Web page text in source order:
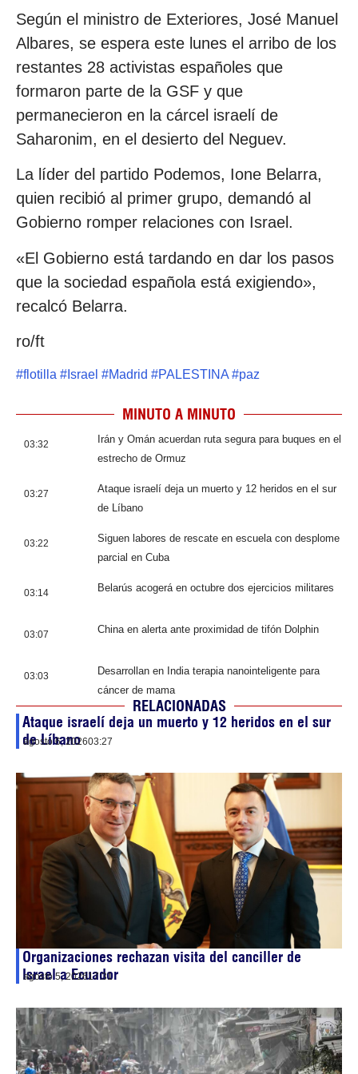
Según el ministro de Exteriores, José Manuel
Albares, se espera este lunes el arribo de los
restantes 28 activistas españoles que
formaron parte de la GSF y que
permanecieron en la cárcel israelí de
Saharonim, en el desierto del Neguev.
La líder del partido Podemos, Ione Belarra,
quien recibió al primer grupo, demandó al
Gobierno romper relaciones con Israel.
«El Gobierno está tardando en dar los pasos
que la sociedad española está exigiendo»,
recalcó Belarra.
ro/ft
#flotilla # Israel #Madrid #PALESTINA #paz
MINUTO A MINUTO
03:32
Irán y Omán acuerdan ruta segura para buques en el
estrecho de Ormuz
03:27
Ataque israelí deja un muerto y 12 heridos en el sur
de Líbano
03:22
Siguen labores de rescate en escuela con desplome
parcial en Cuba
03:14 Belarús acogerá en octubre dos ejercicios militares
03:07 China en alerta ante proximidad de tifón Dolphin
03:03
Desarrollan en India terapia nanointeligente para
cáncer de mama
RELACIONADAS
Ataque israelí deja un muerto y 12 heridos en el sur
de Líbano
agosto 6, 202603:27
Organizaciones rechazan visita del canciller de
Israel a Ecuador
agosto 5, 202617:31